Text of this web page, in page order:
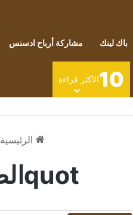
باك لينك مشاركة أرباح ادسنس
10الأكثر قراءة
الرئيسية
quotالطائشةquot